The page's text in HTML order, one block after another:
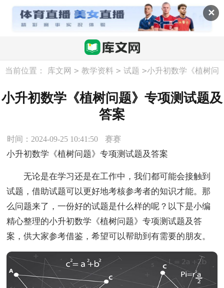
✕
当前位置： 库文网 > 教学资料 > 试题 >小升初数学《植树问
题》专项测试题及答案
小升初数学《植树问题》专项测试题及
答案
时间：2024-09-25 10:41:50 赛赛
小升初数学《植树问题》专项测试题及答案
无论是在学习还是在工作中，我们都可能会接触到
试题，借助试题可以更好地考核参考者的知识才能。那
么问题来了，一份好的试题是什么样的呢？以下是小编
精心整理的小升初数学《植树问题》专项测试题及答
案，供大家参考借鉴，希望可以帮助到有需要的朋友。